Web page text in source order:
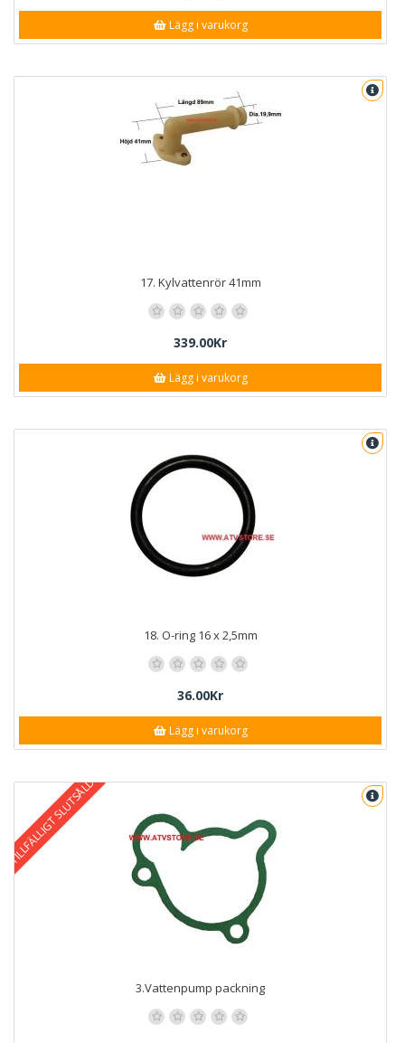
Lägg i varukorg
17. Kylvattenrör 41mm
339.00Kr
Lägg i varukorg
18. O-ring 16 x 2,5mm
36.00Kr
Lägg i varukorg
TILLFÄLLIGT SLUTSÅLD
3.Vattenpump packning